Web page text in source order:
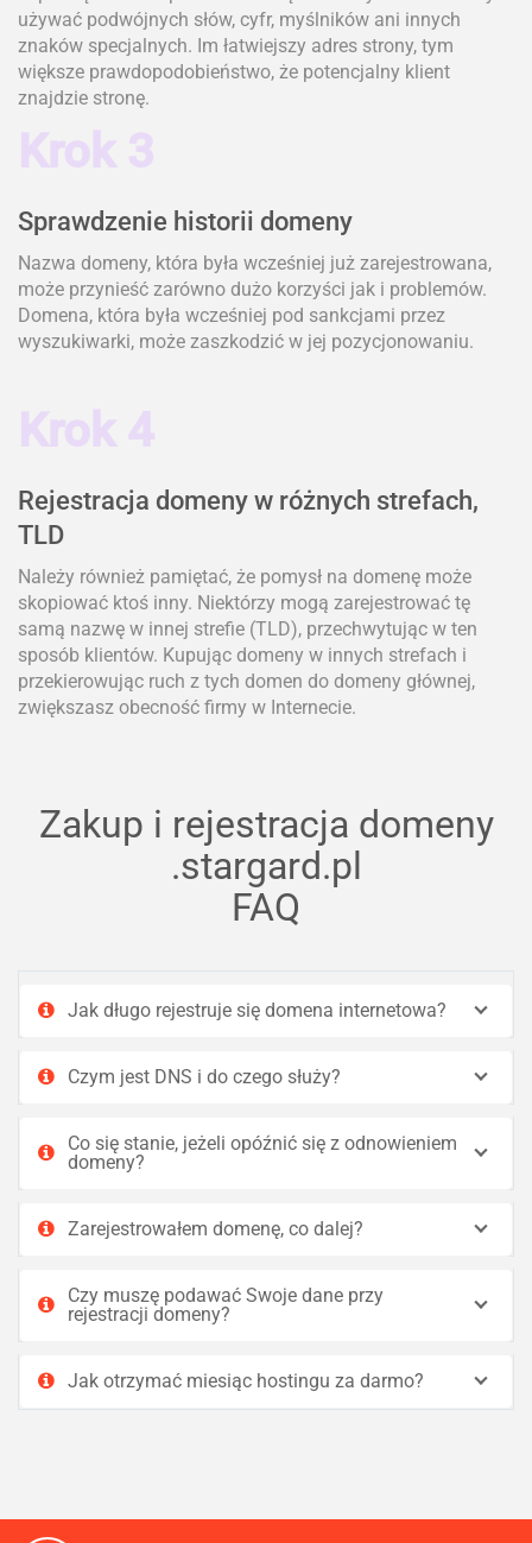
używać podwójnych słów, cyfr, myślników ani innych
znaków specjalnych. Im łatwiejszy adres strony, tym
większe prawdopodobieństwo, że potencjalny klient
znajdzie stronę.
Krok 3
Sprawdzenie historii domeny
Nazwa domeny, która była wcześniej już zarejestrowana,
może przynieść zarówno dużo korzyści jak i problemów.
Domena, która była wcześniej pod sankcjami przez
wyszukiwarki, może zaszkodzić w jej pozycjonowaniu.
Krok 4
Rejestracja domeny w różnych strefach,
TLD
Należy również pamiętać, że pomysł na domenę może
skopiować ktoś inny. Niektórzy mogą zarejestrować tę
samą nazwę w innej strefie (TLD), przechwytując w ten
sposób klientów. Kupując domeny w innych strefach i
przekierowując ruch z tych domen do domeny głównej,
zwiększasz obecność firmy w Internecie.
Zakup i rejestracja domeny
.stargard.pl
FAQ
Jak długo rejestruje się domena internetowa?
Czym jest DNS i do czego służy?
Co się stanie, jeżeli opóźnić się z odnowieniem
domeny?
Zarejestrowałem domenę, co dalej?
Czy muszę podawać Swoje dane przy
rejestracji domeny?
Jak otrzymać miesiąc hostingu za darmo?